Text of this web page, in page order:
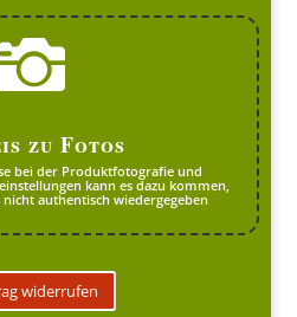
zu Fotos
bei der Produktfotografie und
kann es dazu kommen,
authentisch wiedergegeben
widerrufen